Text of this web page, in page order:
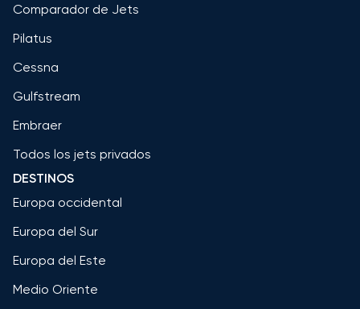
Comparador de Jets
Pilatus
Cessna
Gulfstream
Embraer
Todos los jets privados
DESTINOS
Europa occidental
Europa del Sur
Europa del Este
Medio Oriente